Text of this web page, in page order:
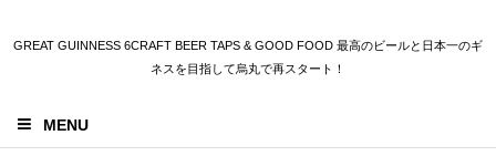
GREAT GUINNESS 6CRAFT BEER TAPS & GOOD FOOD 最高のビールと日本一のギ
ネスを目指して烏丸で再スタート！
MENU